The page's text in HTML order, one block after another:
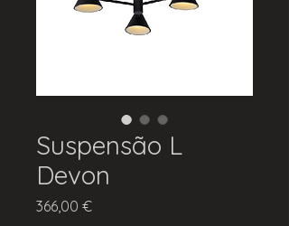
Suspensão L
Devon
366,00 €Preço